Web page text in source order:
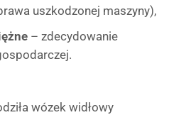
uszkodzonej maszyny),
– zdecydowanie
wózek widłowy